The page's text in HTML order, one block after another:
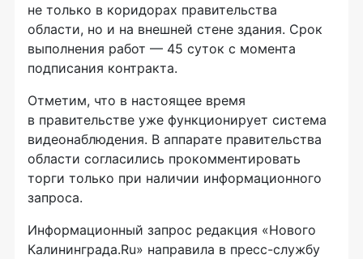
не только в коридорах правительства
области, но и на внешней стене здания. Срок
выполнения работ — 45 суток с момента
подписания контракта.
Отметим, что в настоящее время
в правительстве уже функционирует система
видеонаблюдения. В аппарате правительства
области согласились прокомментировать
торги только при наличии информационного
запроса.
Информационный запрос редакция «Нового
Калининграда.Ru» направила в пресс-службу